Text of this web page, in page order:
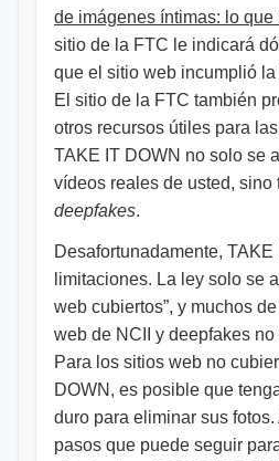
de imágenes íntimas: lo que
sitio de la FTC le indicará
que el sitio web incumplió
El sitio de la FTC también
otros recursos útiles para
TAKE IT DOWN no solo se
vídeos reales de usted, sino
deepfakes.
Desafortunadamente,
limitaciones. La ley solo se
web cubiertos”, y muchos
web de NCII y deepfakes
Para los sitios web no
DOWN, es posible que
duro para eliminar sus
pasos que puede seguir